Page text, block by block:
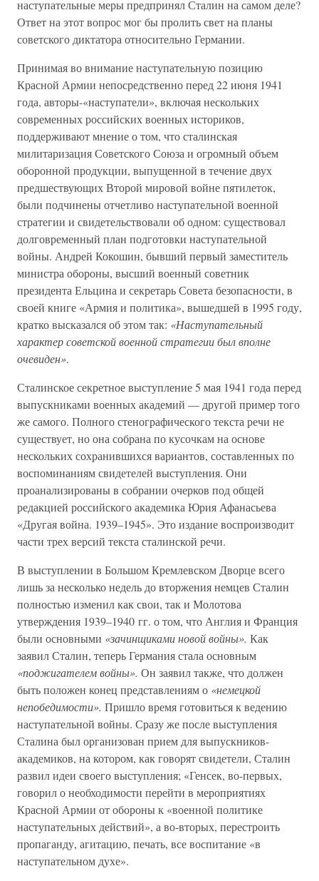
наступательные меры предпринял Сталин на самом деле?
Ответ на этот вопрос мог бы пролить свет на планы
советского диктатора относительно Германии.
Принимая во внимание наступательную позицию
Красной Армии непосредственно перед 22 июня 1941
года, авторы-«наступатели», включая нескольких
современных российских военных историков,
поддерживают мнение о том, что сталинская
милитаризация Советского Союза и огромный объем
оборонной продукции, выпущенной в течение двух
предшествующих Второй мировой войне пятилеток,
были подчинены отчетливо наступательной военной
стратегии и свидетельствовали об одном: существовал
долговременный план подготовки наступательной
войны. Андрей Кокошин, бывший первый заместитель
министра обороны, высший военный советник
президента Ельцина и секретарь Совета безопасности, в
своей книге «Армия и политика», вышедшей в 1995 году,
кратко высказался об этом так: «Наступательный
характер советской военной стратегии был вполне
очевиден».
Сталинское секретное выступление 5 мая 1941 года перед
выпускниками военных академий — другой пример того
же самого. Полного стенографического текста речи не
существует, но она собрана по кусочкам на основе
нескольких сохранившихся вариантов, составленных по
воспоминаниям свидетелей выступления. Они
проанализированы в собрании очерков под общей
редакцией российского академика Юрия Афанасьева
«Другая война. 1939–1945». Это издание воспроизводит
части трех версий текста сталинской речи.
В выступлении в Большом Кремлевском Дворце всего
лишь за несколько недель до вторжения немцев Сталин
полностью изменил как свои, так и Молотова
утверждения 1939–1940 гг. о том, что Англия и Франция
были основными «зачинщиками новой войны». Как
заявил Сталин, теперь Германия стала основным
«поджигателем войны». Он заявил также, что должен
быть положен конец представлениям о «немецкой
непобедимости». Пришло время готовиться к ведению
наступательной войны. Сразу же после выступления
Сталина был организован прием для выпускников-
академиков, на котором, как говорят свидетели, Сталин
развил идеи своего выступления; «Генсек, во-первых,
говорил о необходимости перейти в мероприятиях
Красной Армии от обороны к «военной политике
наступательных действий», а во-вторых, перестроить
пропаганду, агитацию, печать, все воспитание «в
наступательном духе».